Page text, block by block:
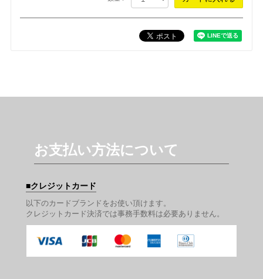
お支払い方法について
クレジットカード
以下のカードブランドをお使い頂けます。
クレジットカード決済では事務手数料は必要ありません。